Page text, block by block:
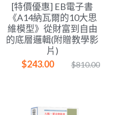
[特價優惠] EB電子書
《A14納瓦爾的10大思
維模型》從財富到自由
的底層邏輯(附贈教學影
片)
$243.00
$810.00